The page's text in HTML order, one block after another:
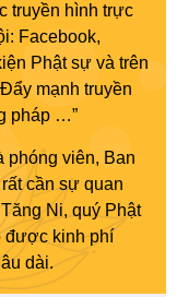
truyền hình trực
Facebook,
Phật sự và trên
mạnh truyền
pháp …”
phóng viên, Ban
cần sự quan
Ni, quý Phật
được kinh phí
dài.